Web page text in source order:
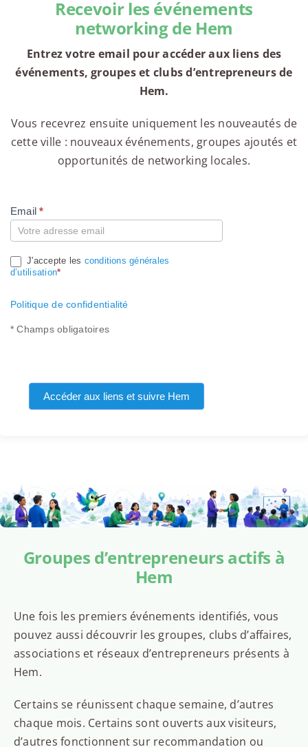
Recevoir les événements
networking de Hem
Entrez votre email pour accéder aux liens des
événements, groupes et clubs d’entrepreneurs de
Hem.
Vous recevrez ensuite uniquement les nouveautés de
cette ville : nouveaux événements, groupes ajoutés et
opportunités de networking locales.
Compte
Email*
J'accepte les conditions générales
d’utilisation*
Politique de confidentialité
* Champs obligatoires
Accéder aux liens et suivre Hem
Groupes d’entrepreneurs actifs à
Hem
Une fois les premiers événements identifiés, vous
pouvez aussi découvrir les groupes, clubs d’affaires,
associations et réseaux d’entrepreneurs présents à
Hem.
Certains se réunissent chaque semaine, d’autres
chaque mois. Certains sont ouverts aux visiteurs,
d’autres fonctionnent sur recommandation ou